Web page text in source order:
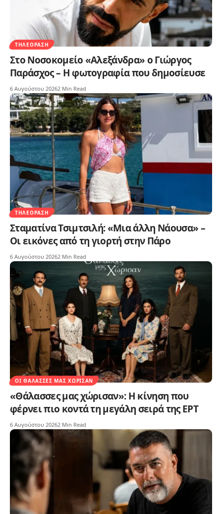
ΤΗΛΕΌΡΑΣΗ
Στο Νοσοκομείο «Αλεξάνδρα» ο Γιώργος
Παράσχος – Η φωτογραφία που δημοσίευσε
6 Αυγούστου 20262 Min Read
ΤΗΛΕΌΡΑΣΗ
Σταματίνα Τσιμτσιλή: «Μια άλλη Νάουσα» –
Οι εικόνες από τη γιορτή στην Πάρο
6 Αυγούστου 20262 Min Read
ΟΙ ΘΆΛΑΣΣΕΣ ΜΑΣ ΧΏΡΙΣΑΝ
«Θάλασσες μας χώρισαν»: Η κίνηση που
φέρνει πιο κοντά τη μεγάλη σειρά της ΕΡΤ
6 Αυγούστου 20262 Min Read